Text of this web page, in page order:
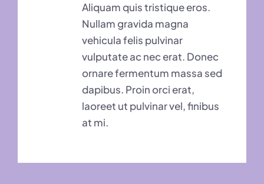
Aliquam quis tristique eros.
Nullam gravida magna
vehicula felis pulvinar
vulputate ac nec erat. Donec
ornare fermentum massa sed
dapibus. Proin orci erat,
laoreet ut pulvinar vel, finibus
at mi.